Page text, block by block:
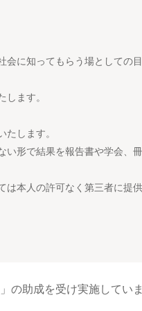
に知ってもらう場としての
ます。
します。
形で結果を報告書や学会、
本人の許可なく第三者に提
の助成を受け実施していま